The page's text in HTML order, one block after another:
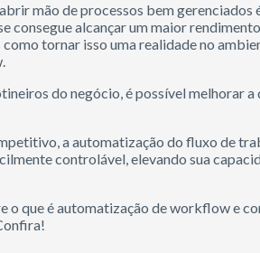
mão de processos bem gerenciados
consegue alcançar um maior
tornar isso uma realidade no
do negócio, é possível melhorar a
a automatização do fluxo de
controlável, elevando sua
o que é automatização de workflow e